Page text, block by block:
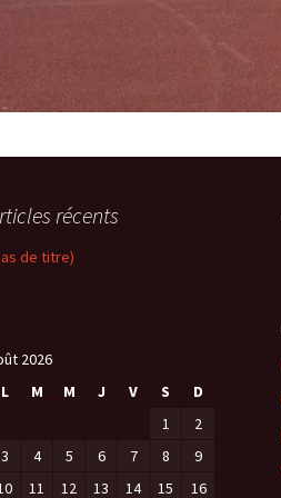
récents
de titre)
2026
L
M M J V S
D
1
2
3
4 5 6 7 8
9
11 12 13 14 15 16